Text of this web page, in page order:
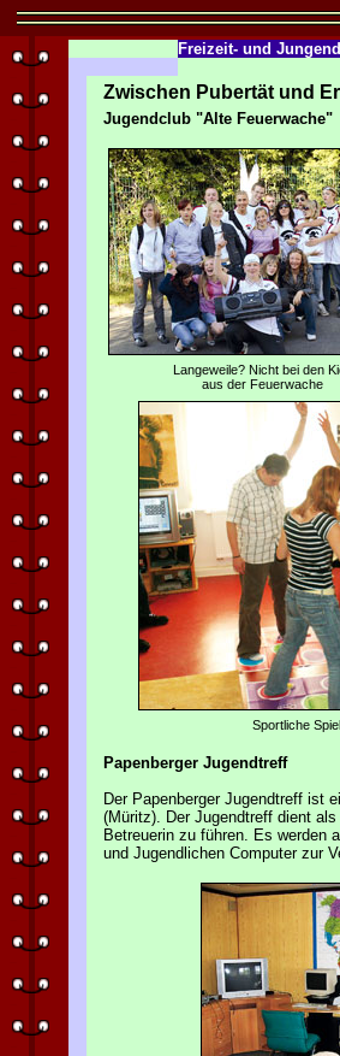
Freizeit- und
Zwischen Pubertät und
Jugendclub "Alte Feuerwache"
Langeweile? Nicht bei den
aus der Feuerwache
Sportliche
Papenberger Jugendtreff
Der Papenberger Jugendtreff ist
(Müritz). Der Jugendtreff dient
Betreuerin zu führen. Es werden
und Jugendlichen Computer zur